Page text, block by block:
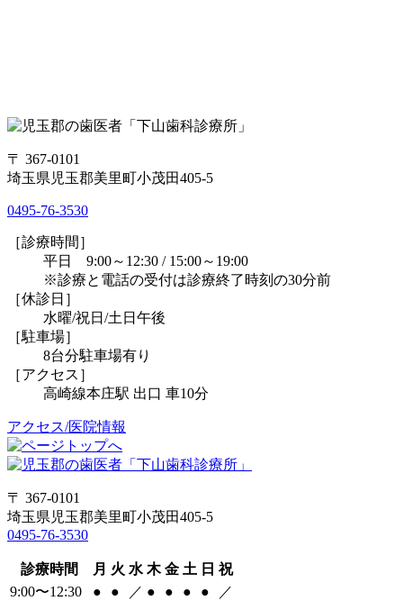
〒 367-0101
埼玉県児玉郡美里町小茂田405-5
0495-76-3530
［診療時間］
平日 9:00～12:30 / 15:00～19:00
※診療と電話の受付は診療終了時刻の30分前
［休診日］
水曜/祝日/土日午後
［駐車場］
8台分駐車場有り
［アクセス］
高崎線本庄駅 出口 車10分
アクセス/医院情報
〒 367-0101
埼玉県児玉郡美里町小茂田405-5
0495-76-3530
診療時間 月 火 水 木 金 土 日 祝
9:00〜12:30
● ● ／ ● ● ● ●
／